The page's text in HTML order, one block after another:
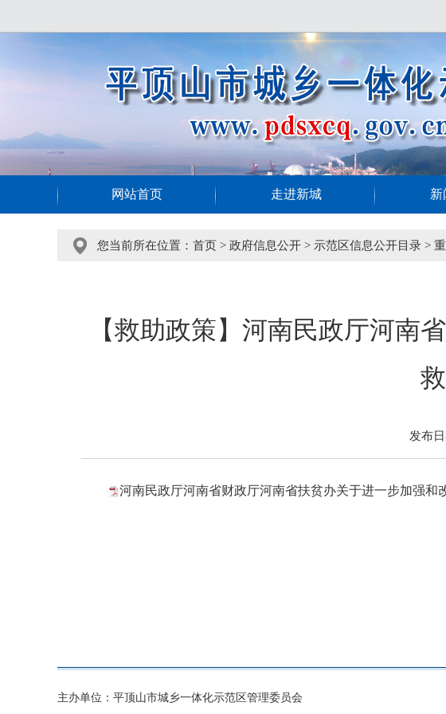
网站首页 走进新城 新
您当前所在位置： 首页 > 政府信息公开 > 示范区信息公开目录 >
【救助政策】河南民政厅河南
发布
河南民政厅河南省财政厅河南省扶贫办关于进一步加强和
主办单位：平顶山市城乡一体化示范区管理委员会